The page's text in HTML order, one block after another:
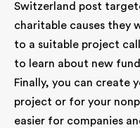
Switzerland post
charitable causes they
to a suitable project
to learn about new
Finally, you can create
project or for your
easier for companies